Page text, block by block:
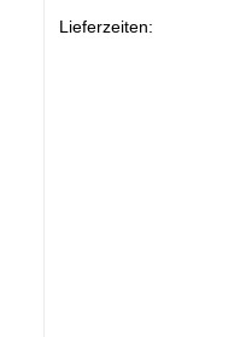
Lieferzeiten: